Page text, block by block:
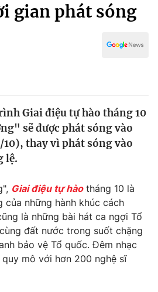
gian phát sóng
Giai điệu tự hào tháng 10
sẽ được phát sóng vào
thay vì phát sóng vào
lệ.
Giai điệu tự hàotháng 10 là
của những hành khúc cách
là những bài hát ca ngợi Tổ
đất nước trong suốt chặng
bảo vệ Tổ quốc. Đêm nhạc
mô với hơn 200 nghệ sĩ